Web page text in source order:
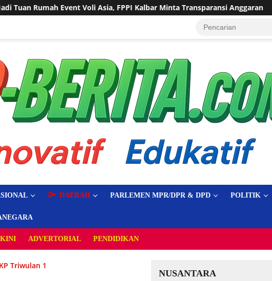
FPPI Kalbar Minta Transparansi Anggaran Sering Dilanda
DAERAH PARLEMEN MPR/DPR & DPD POLITIK
ADVERTORIAL PENDIDIKAN
Triwulan 1
NUSANTARA